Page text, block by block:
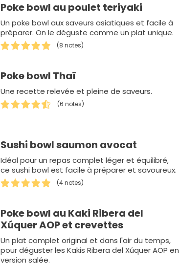
Poke bowl au poulet teriyaki
Un poke bowl aux saveurs asiatiques et facile à
préparer. On le déguste comme un plat unique.
(8 notes)
Poke bowl Thaï
Une recette relevée et pleine de saveurs.
(6 notes)
Sushi bowl saumon avocat
Idéal pour un repas complet léger et équilibré,
ce sushi bowl est facile à préparer et savoureux.
(4 notes)
Poke bowl au Kaki Ribera del
Xúquer AOP et crevettes
Un plat complet original et dans l'air du temps,
pour déguster les Kakis Ribera del Xúquer AOP en
version salée.